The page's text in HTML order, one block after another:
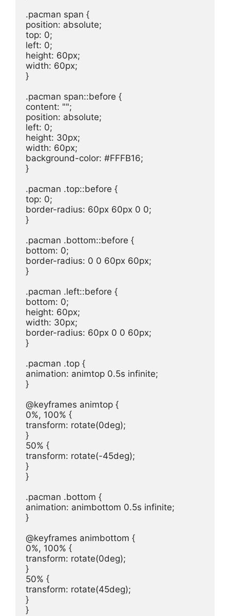
.pacman span {
position: absolute;
top: 0;
left: 0;
height: 60px;
width: 60px;
}
.pacman span::before {
content: "";
position: absolute;
left: 0;
height: 30px;
width: 60px;
background-color: #FFFB16;
}
.pacman .top::before {
top: 0;
border-radius: 60px 60px 0 0;
}
.pacman .bottom::before {
bottom: 0;
border-radius: 0 0 60px 60px;
}
.pacman .left::before {
bottom: 0;
height: 60px;
width: 30px;
border-radius: 60px 0 0 60px;
}
.pacman .top {
animation: animtop 0.5s infinite;
}
@keyframes animtop {
0%, 100% {
transform: rotate(0deg);
}
50% {
transform: rotate(-45deg);
}
}
.pacman .bottom {
animation: animbottom 0.5s infinite;
}
@keyframes animbottom {
0%, 100% {
transform: rotate(0deg);
}
50% {
transform: rotate(45deg);
}
}